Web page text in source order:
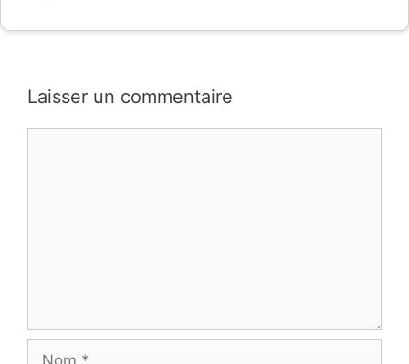
Laisser un commentaire